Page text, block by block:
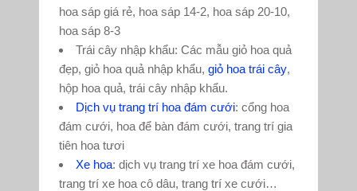
hoa sáp giá rẻ, hoa sáp 14-2, hoa sáp 20-10,
hoa sáp 8-3
Trái cây nhập khẩu: Các mẫu giỏ hoa quả
đẹp, giỏ hoa quả nhập khẩu, giỏ hoa trái cây,
hộp hoa quả, trái cây nhập khẩu.
Dịch vụ trang trí hoa đám cưới: cổng hoa
đám cưới, hoa để bàn đám cưới, trang trí gia
tiên hoa tươi
Xe hoa: dịch vụ trang trí xe hoa đám cưới,
trang trí xe hoa cô dâu, trang trí xe cưới…